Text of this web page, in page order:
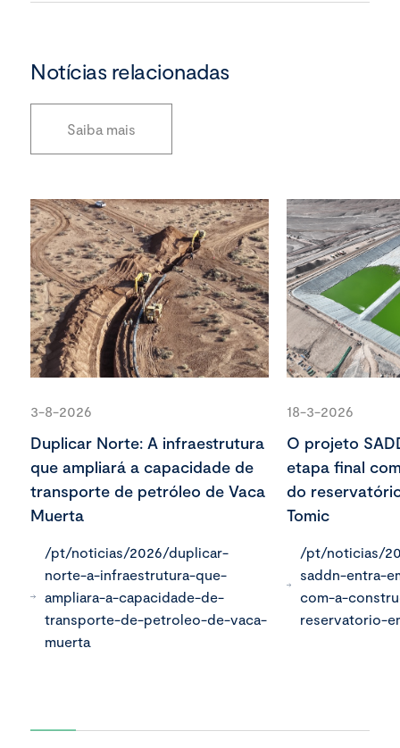
Notícias relacionadas
Saiba mais
3-8-2026
Duplicar Norte: A infraestrutura
que ampliará a capacidade de
transporte de petróleo de Vaca
Muerta
/pt/noticias/2026/duplicar-
norte-a-infraestrutura-que-
ampliara-a-capacidade-de-
transporte-de-petroleo-de-vaca-
muerta
18-3-2026
O projeto
etapa final
do
Tomic
/pt/noticias/
saddn-entra-
com-a-
reservatorio-